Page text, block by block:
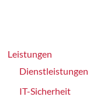
Leistungen
Dienstleistungen
IT-Sicherheit